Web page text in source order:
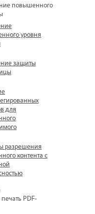
повышенного
уровня
защиты
для
разрешения
контента с
PDF-